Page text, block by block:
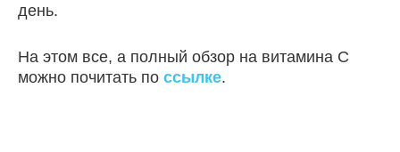
день.
На этом все, а полный обзор на витамина С
можно почитать по ссылке.